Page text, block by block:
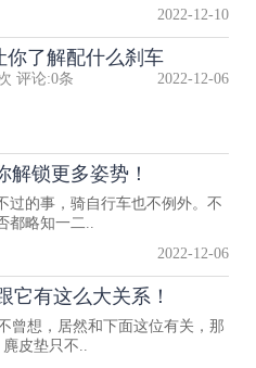
2022-12-10
你了解配什么刹车
评论:0条 2022-12-06
解锁更多姿势！
过的事，骑自行车也不例外。不
都略知一二..
2022-12-06
它有这么大关系！
曾想，居然和下面这位有关，那
皮垫只不..